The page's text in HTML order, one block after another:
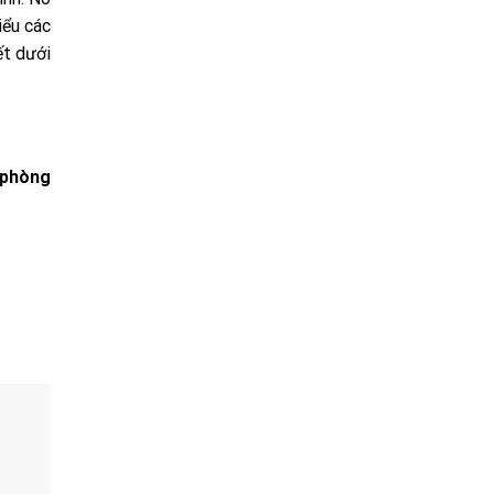
các
dưới